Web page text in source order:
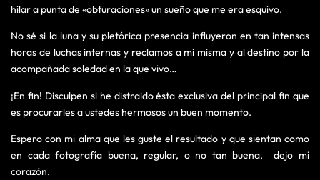
hilar a punta de «obturaciones» un sueño que me era esquivo.
No sé si la luna y su pletórica presencia influyeron en tan intensas
horas de luchas internas y reclamos a mi misma y al destino por la
acompañada soledad en la que vivo…
¡En fin! Disculpen si he distraido ésta exclusiva del principal fin que
es procurarles a ustedes hermosos un buen momento.
Espero con mi alma que les guste el resultado y que sientan como
en cada fotografía buena, regular, o no tan buena, dejo mi
corazón.